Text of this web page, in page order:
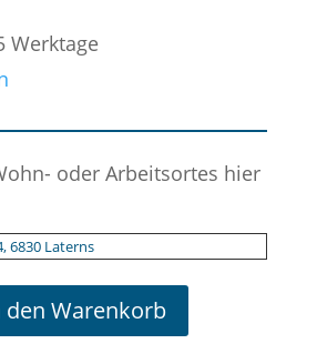
Werktage
oder Arbeitsortes hier
den Warenkorb